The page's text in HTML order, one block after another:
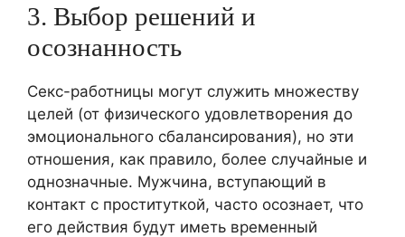
3. Выбор решений и
осознанность
Секс-работницы могут служить множеству
целей (от физического удовлетворения до
эмоционального сбалансирования), но эти
отношения, как правило, более случайные и
однозначные. Мужчина, вступающий в
контакт с проституткой, часто осознает, что
его действия будут иметь временный